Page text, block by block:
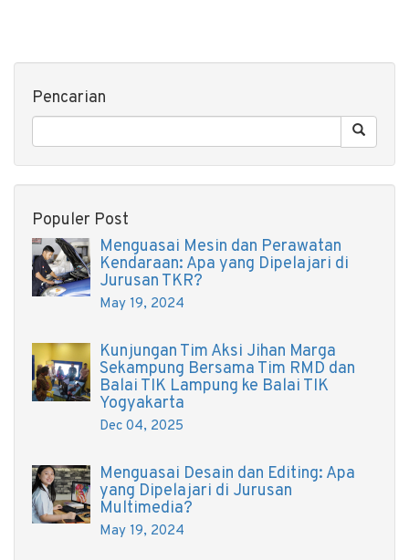
Pencarian
Populer Post
Menguasai Mesin dan Perawatan
Kendaraan: Apa yang Dipelajari di
Jurusan TKR?
May 19, 2024
Kunjungan Tim Aksi Jihan Marga
Sekampung Bersama Tim RMD dan
Balai TIK Lampung ke Balai TIK
Yogyakarta
Dec 04, 2025
Menguasai Desain dan Editing: Apa
yang Dipelajari di Jurusan
Multimedia?
May 19, 2024